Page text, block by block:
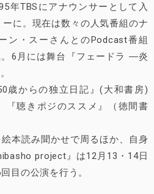
年TBSにアナウンサーとして入
に。現在は数々の人気番組のナ
ン・スーさんとのPodcast番組
。6月には舞台『フェードラ ―炎
歳からの独立日記』(大和書房)
『聴きポジのススメ』（徳間書
本読み聞かせで周るほか、自身
project』は12月13・14日
目の公演を行う。